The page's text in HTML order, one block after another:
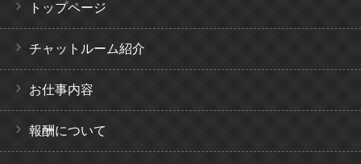
トップページ
チャットルーム紹介
お仕事内容
報酬について